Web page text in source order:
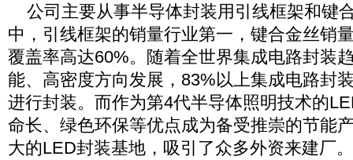
公司主要从事半导体封装用引线框架和键
中，引线框架的销量行业第一，键合金丝销
覆盖率高达60%。随着全世界集成电路封装
能、高密度方向发展，83%以上集成电路封
进行封装。而作为第4代半导体照明技术的
命长、绿色环保等优点成为备受推崇的节能
大的LED封装基地，吸引了众多外资来建厂